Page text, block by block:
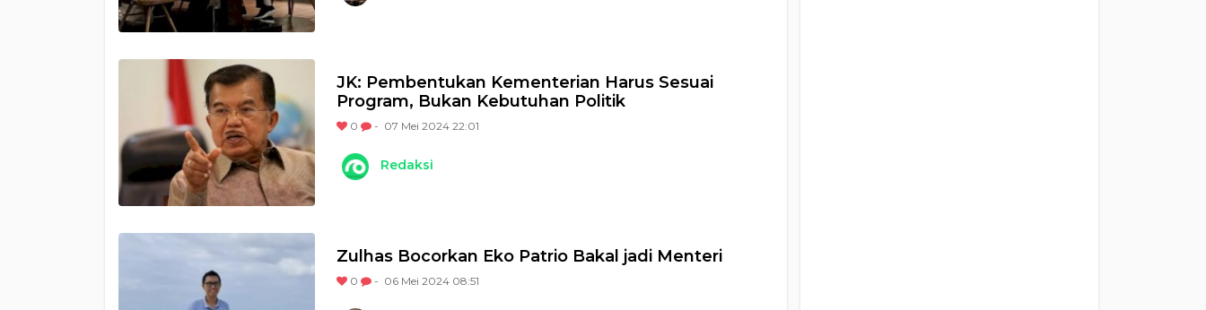
JK: Pembentukan Kementerian Harus Sesuai
Program, Bukan Kebutuhan Politik
0 - 07 Mei 2024 22:01
Redaksi
Zulhas Bocorkan Eko Patrio Bakal jadi Menteri
0 - 06 Mei 2024 08:51